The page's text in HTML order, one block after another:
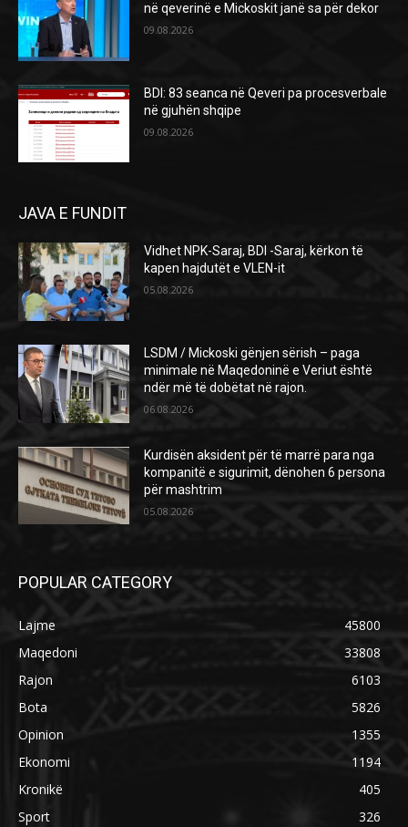
në qeverinë e Mickoskit janë sa për dekor
09.08.2026
BDI: 83 seanca në Qeveri pa procesverbale
në gjuhën shqipe
09.08.2026
JAVA E FUNDIT
Vidhet NPK-Saraj, BDI -Saraj, kërkon të
kapen hajdutët e VLEN-it
05.08.2026
LSDM / Mickoski gënjen sërish – paga
minimale në Maqedoninë e Veriut është
ndër më të dobëtat në rajon.
06.08.2026
Kurdisën aksident për të marrë para nga
kompanitë e sigurimit, dënohen 6 persona
për mashtrim
05.08.2026
POPULAR CATEGORY
Lajme
45800
Maqedoni
33808
Rajon
6103
Bota
5826
Opinion
1355
Ekonomi
1194
Kronikë
405
Sport
326